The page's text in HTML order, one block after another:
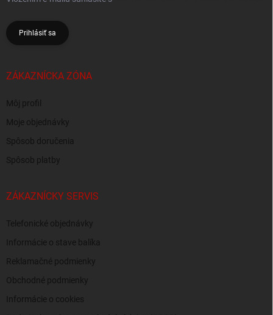
Prihlásiť sa
ZÁKAZNÍCKA ZÓNA
Môj profil
Moje objednávky
Spôsob doručenia
Spôsob platby
ZÁKAZNÍCKY SERVIS
Telefonické objednávky
Informácie o stave balíka
Reklamačné podmienky
Obchodné podmienky
Informácie o cookies